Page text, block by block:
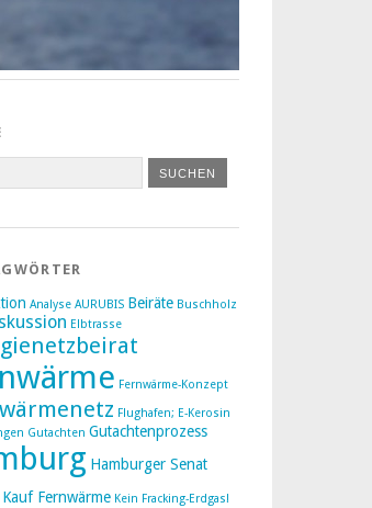
Analyse AURUBIS Beiräte Buschholz
Elbtrasse
Fernwärme-Konzept
Flughafen; E-Kerosin
Gutachten Gutachtenprozess
Hamburger Senat
Kauf Fernwärme Kein Fracking-Erdgas!